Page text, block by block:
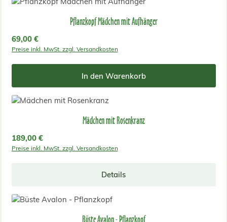
Pflanzkopf Mädchen mit Aufhänger
Regulärer Preis:
69,00 €
Preise inkl. MwSt. zzgl. Versandkosten
In den Warenkorb
Mädchen mit Rosenkranz
Regulärer Preis:
189,00 €
Preise inkl. MwSt. zzgl. Versandkosten
Details
Büste Avalon - Pflanzkopf